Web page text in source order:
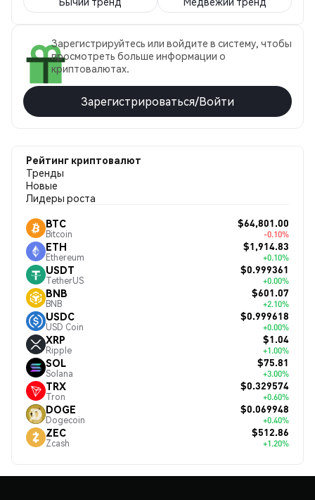
Зарегистрируйтесь или войдите в систему, чтобы
просмотреть больше информации о
криптовалютах.
Зарегистрироваться/Войти
Рейтинг криптовалют
Тренды
Новые
Лидеры роста
BTC
Bitcoin
$64,801.00
-0.10%
ETH
Ethereum
$1,914.83
+0.10%
USDT
TetherUS
$0.999361
+0.00%
BNB
BNB
$601.07
+2.10%
USDC
USD Coin
$0.999618
+0.00%
XRP
Ripple
$1.04
+1.00%
SOL
Solana
$75.81
+3.00%
TRX
Tron
$0.329574
+0.60%
DOGE
Dogecoin
$0.069948
+0.40%
ZEC
Zcash
$512.86
+1.20%